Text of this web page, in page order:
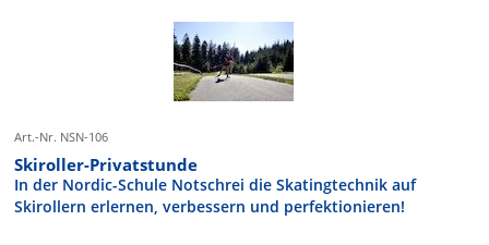
Art.-Nr. NSN-106
Skiroller-Privatstunde
In der Nordic-Schule Notschrei die Skatingtechnik auf
Skirollern erlernen, verbessern und perfektionieren!